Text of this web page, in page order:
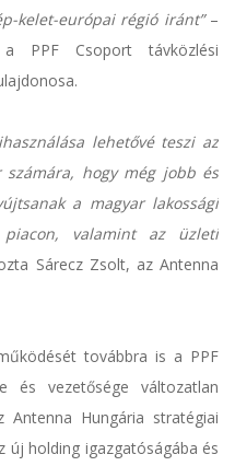
kelet-európai régió iránt”–
PPF Csoport távközlési
lehetővé teszi az
hogy még jobb és
a magyar lakossági
piacon, valamint az üzleti
Sárecz Zsolt, az Antenna
továbbra is a PPF
és vezetősége változatlan
Hungária stratégiai
új holding igazgatóságába és